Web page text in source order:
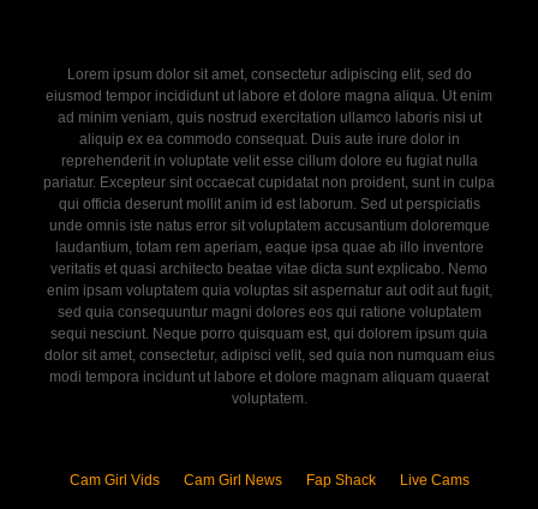
Lorem ipsum dolor sit amet, consectetur adipiscing elit, sed do
eiusmod tempor incididunt ut labore et dolore magna aliqua. Ut enim
ad minim veniam, quis nostrud exercitation ullamco laboris nisi ut
aliquip ex ea commodo consequat. Duis aute irure dolor in
reprehenderit in voluptate velit esse cillum dolore eu fugiat nulla
pariatur. Excepteur sint occaecat cupidatat non proident, sunt in culpa
qui officia deserunt mollit anim id est laborum. Sed ut perspiciatis
unde omnis iste natus error sit voluptatem accusantium doloremque
laudantium, totam rem aperiam, eaque ipsa quae ab illo inventore
veritatis et quasi architecto beatae vitae dicta sunt explicabo. Nemo
enim ipsam voluptatem quia voluptas sit aspernatur aut odit aut fugit,
sed quia consequuntur magni dolores eos qui ratione voluptatem
sequi nesciunt. Neque porro quisquam est, qui dolorem ipsum quia
dolor sit amet, consectetur, adipisci velit, sed quia non numquam eius
modi tempora incidunt ut labore et dolore magnam aliquam quaerat
voluptatem.
Cam Girl Vids Cam Girl News Fap Shack Live Cams